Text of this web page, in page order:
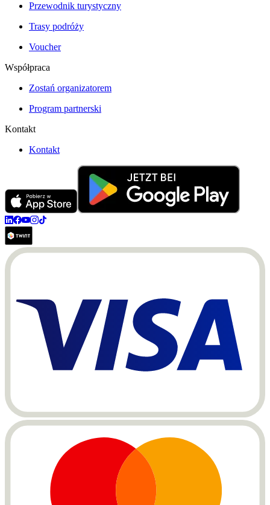
Przewodnik turystyczny
Trasy podróży
Voucher
Współpraca
Zostań organizatorem
Program partnerski
Kontakt
Kontakt